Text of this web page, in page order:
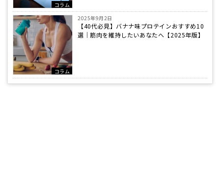
コラム
コラム
2025年9月2日
【40代必見】バナナ味プロテインおすすめ10
選｜筋肉を維持したいあなたへ【2025年版】